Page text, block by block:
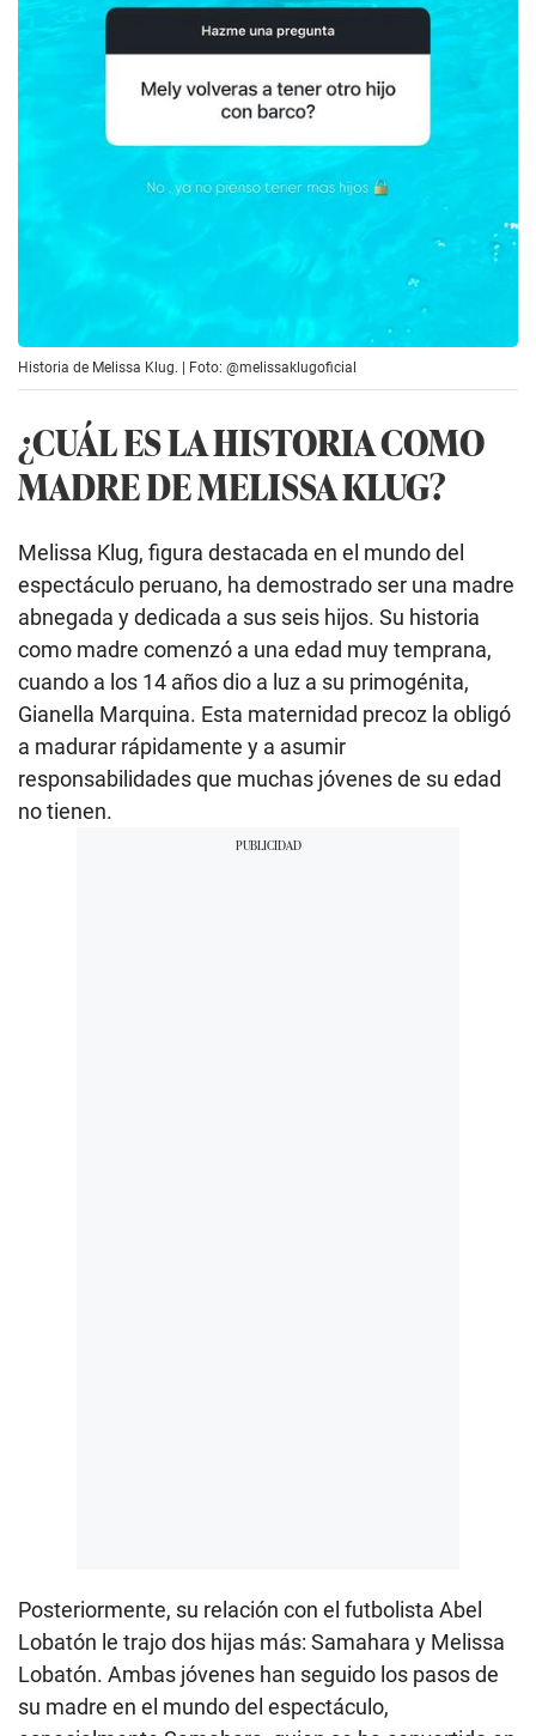
Historia de Melissa Klug. | Foto: @melissaklugoficial
¿CUÁL ES LA HISTORIA COMO
MADRE DE MELISSA KLUG?
Melissa Klug, figura destacada en el mundo del
espectáculo peruano, ha demostrado ser una madre
abnegada y dedicada a sus seis hijos. Su historia
como madre comenzó a una edad muy temprana,
cuando a los 14 años dio a luz a su primogénita,
Gianella Marquina. Esta maternidad precoz la obligó
a madurar rápidamente y a asumir
responsabilidades que muchas jóvenes de su edad
no tienen.
Posteriormente, su relación con el futbolista Abel
Lobatón le trajo dos hijas más: Samahara y Melissa
Lobatón. Ambas jóvenes han seguido los pasos de
su madre en el mundo del espectáculo,